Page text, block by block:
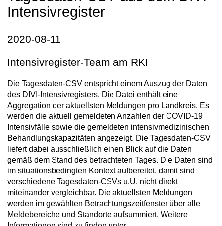
Intensivregister
2020-08-11
Intensivregister-Team am RKI
Die Tagesdaten-CSV entspricht einem Auszug der Daten
des DIVI-Intensivregisters. Die Datei enthält eine
Aggregation der aktuellsten Meldungen pro Landkreis. Es
werden die aktuell gemeldeten Anzahlen der COVID-19
Intensivfälle sowie die gemeldeten intensivmedizinischen
Behandlungskapazitäten angezeigt. Die Tagesdaten-CSV
liefert dabei ausschließlich einen Blick auf die Daten
gemäß dem Stand des betrachteten Tages. Die Daten sind
im situationsbedingten Kontext aufbereitet, damit sind
verschiedene Tagesdaten-CSVs u.U. nicht direkt
miteinander vergleichbar. Die aktuellsten Meldungen
werden im gewählten Betrachtungszeitfenster über alle
Meldebereiche und Standorte aufsummiert. Weitere